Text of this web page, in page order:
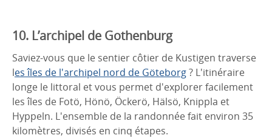
10. L’archipel de Gothenburg
Saviez-vous que le sentier côtier de Kustigen traverse
les îles de l'archipel nord de Göteborg? L'itinéraire
longe le littoral et vous permet d'explorer facilement
les îles de Fotö, Hönö, Öckerö, Hälsö, Knippla et
Hyppeln. L'ensemble de la randonnée fait environ 35
kilomètres, divisés en cinq étapes.